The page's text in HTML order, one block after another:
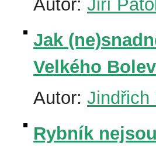
Autor: Jiří
Jak
Velkého
Autor: Jindřich
Rybník